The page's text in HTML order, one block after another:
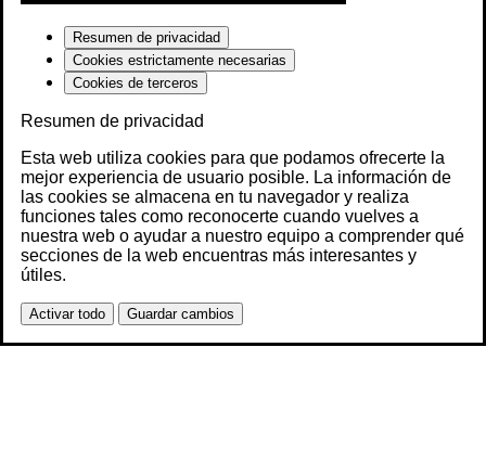
Resumen de privacidad
Cookies estrictamente necesarias
Cookies de terceros
Resumen de privacidad
Esta web utiliza cookies para que podamos ofrecerte la
mejor experiencia de usuario posible. La información de
las cookies se almacena en tu navegador y realiza
funciones tales como reconocerte cuando vuelves a
nuestra web o ayudar a nuestro equipo a comprender qué
secciones de la web encuentras más interesantes y
útiles.
Activar todo Guardar cambios